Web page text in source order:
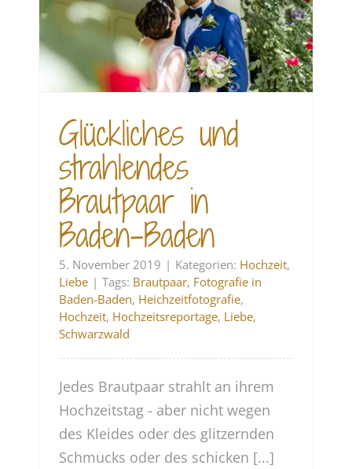
Glückliches und
strahlendes
Brautpaar in
Baden-Baden
5. November 2019 | Kategorien: Hochzeit,
Liebe | Tags: Brautpaar, Fotografie in
Baden-Baden, Heichzeitfotografie,
Hochzeit, Hochzeitsreportage, Liebe,
Schwarzwald
Jedes Brautpaar strahlt an ihrem
Hochzeitstag - aber nicht wegen
des Kleides oder des glitzernden
Schmucks oder des schicken [...]